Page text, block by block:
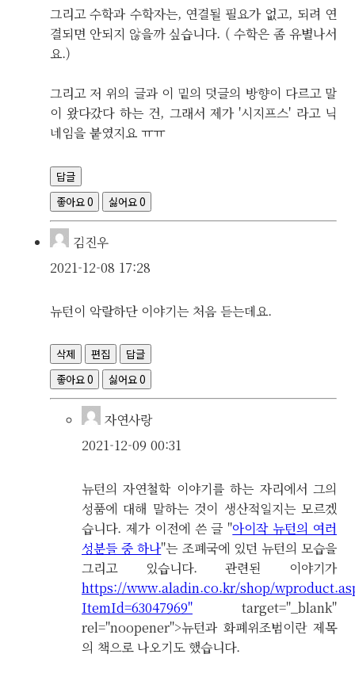
그리고 수학과 수학자는, 연결될 필요가 없고, 되려 연
결되면 안되지 않을까 싶습니다. ( 수학은 좀 유별나서
요.)
그리고 저 위의 글과 이 밑의 덧글의 방향이 다르고 말
이 왔다갔다 하는 건, 그래서 제가 '시지프스' 라고 닉
네임을 붙였지요 ㅠㅠ
답글
좋아요0 싫어요0
김진우
2021-12-08 17:28
뉴턴이 악랄하단 이야기는 처음 듣는데요.
삭제 편집
답글
좋아요0 싫어요0
자연사랑
2021-12-09 00:31
뉴턴의 자연철학 이야기를 하는 자리에서 그의
성품에 대해 말하는 것이 생산적일지는 모르겠
습니다. 제가 이전에 쓴 글 "아이작 뉴턴의 여러
성분들 중 하나"는 조폐국에 있던 뉴턴의 모습을
그리고 있습니다. 관련된 이야기가
https://www.aladin.co.kr/shop/
ItemId=63047969" target="_blank"
rel="noopener">뉴턴과 화폐위조범이란 제목
의 책으로 나오기도 했습니다.